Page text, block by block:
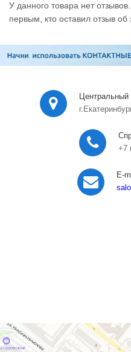
У данного товара нет
первым, кто оставил отзыв об
+7
E-